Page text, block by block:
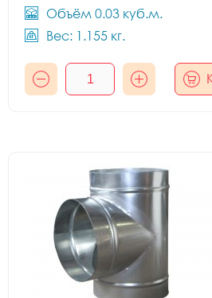
Объём 0.03 куб.м.
Вес: 1.155 кг.